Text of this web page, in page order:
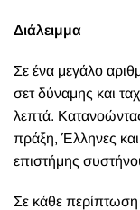
Διάλειμμα
Σε ένα μεγάλο
σετ δύναμης και
λεπτά.
πράξη, Έλληνες και
επιστήμης
Σε κάθε